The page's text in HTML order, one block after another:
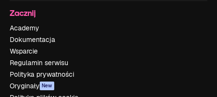
Zacznij
Academy
Dokumentacja
Wsparcie
Regulamin serwisu
Polityka prywatności
Oryginały New